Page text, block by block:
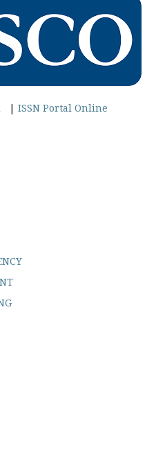
| ISSN Portal Online